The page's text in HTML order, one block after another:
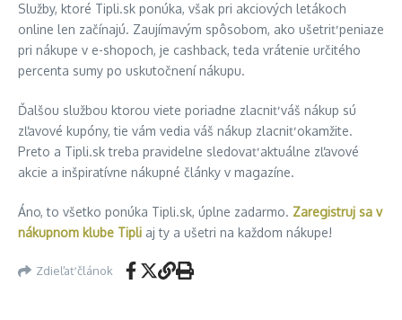
Služby, ktoré Tipli.sk ponúka, však pri akciových letákoch
online len začínajú. Zaujímavým spôsobom, ako ušetriť peniaze
pri nákupe v e-shopoch, je cashback, teda vrátenie určitého
percenta sumy po uskutočnení nákupu.
Ďalšou službou ktorou viete poriadne zlacniť váš nákup sú
zľavové kupóny, tie vám vedia váš nákup zlacniť okamžite.
Preto a Tipli.sk treba pravidelne sledovať aktuálne zľavové
akcie a inšpiratívne nákupné články v magazíne.
Áno, to všetko ponúka Tipli.sk, úplne zadarmo. Zaregistruj sa v
nákupnom klube Tipli aj ty a ušetri na každom nákupe!
Zdieľať článok